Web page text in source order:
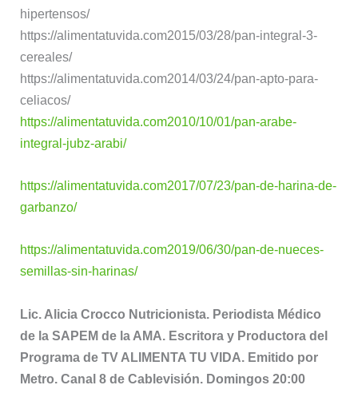
hipertensos/
https://alimentatuvida.com2015/03/28/pan-integral-3-
cereales/
https://alimentatuvida.com2014/03/24/pan-apto-para-
celiacos/
https://alimentatuvida.com2010/10/01/pan-arabe-
integral-jubz-arabi/
https://alimentatuvida.com2017/07/23/pan-de-harina-de-
garbanzo/
https://alimentatuvida.com2019/06/30/pan-de-nueces-
semillas-sin-harinas/
Lic. Alicia Crocco Nutricionista. Periodista Médico
de la SAPEM de la AMA. Escritora y Productora del
Programa de TV ALIMENTA TU VIDA. Emitido por
Metro. Canal 8 de Cablevisión. Domingos 20:00